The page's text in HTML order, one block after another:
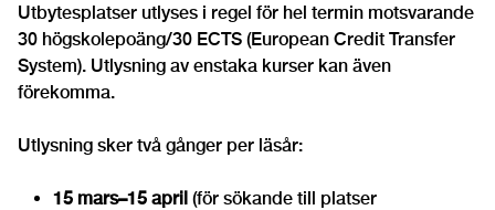
Utbytesplatser utlyses i regel för hel termin motsvarande
30 högskolepoäng/30 ECTS (European Credit Transfer
System). Utlysning av enstaka kurser kan även
förekomma.
Utlysning sker två gånger per läsår:
15 mars–15 april (för sökande till platser